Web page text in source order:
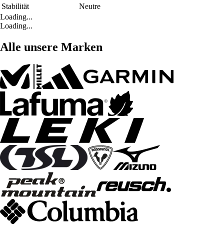
Stabilität
Neutre
Loading...
Loading...
Alle unsere Marken